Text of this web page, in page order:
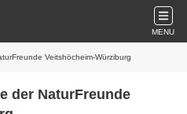
MENU
Veitshöcheim-Würziburg
der NaturFreunde